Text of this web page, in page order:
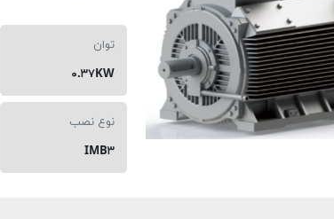
توان
۰.۳۷KW
نوع نصب
IMB۳